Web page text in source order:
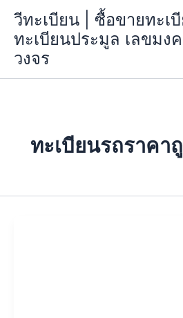
content
วีทะเบียน | ซื้อขายทะเ
ทะเบียนประมูล เลขมง
วงจร
ทะเบียนรถราคา